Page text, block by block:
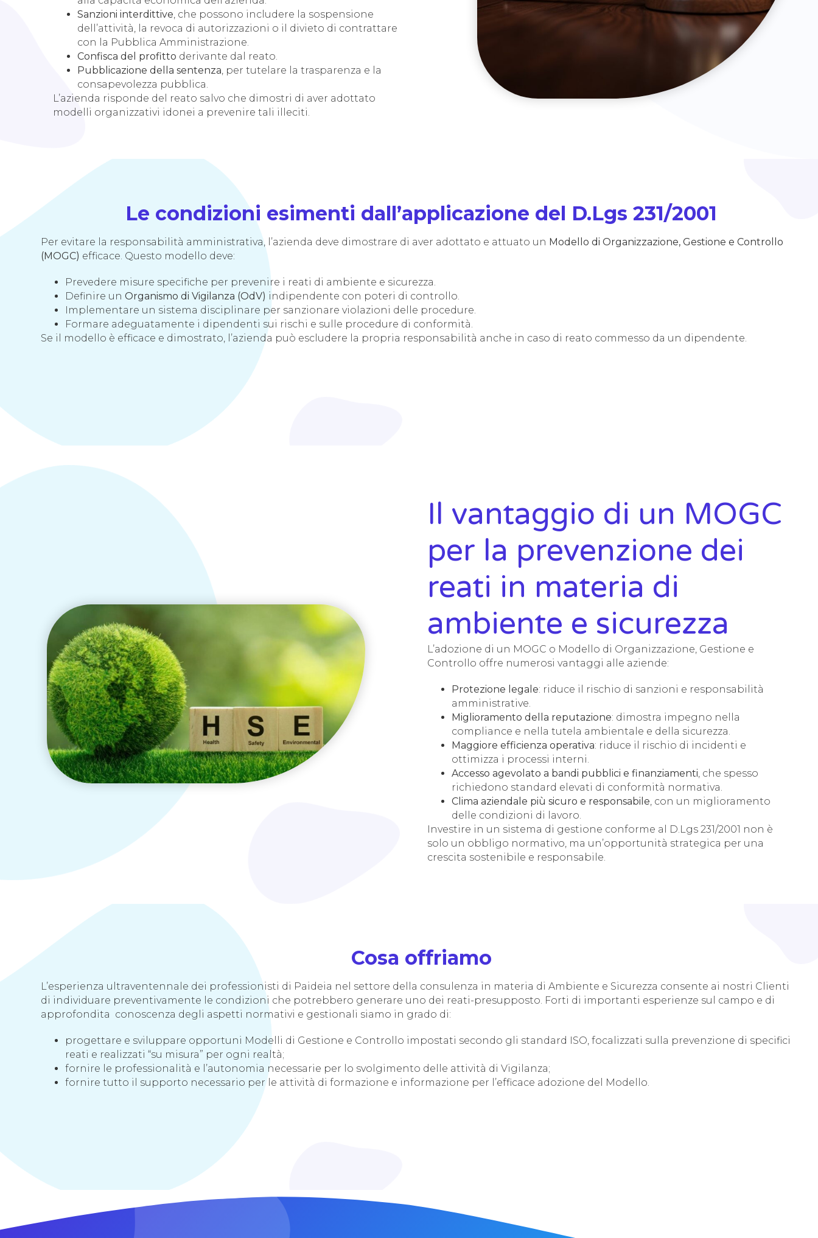
Sanzioni interdittive, che possono includere la sospensione
dell’attività, la revoca di autorizzazioni o il divieto di contrattare
con la Pubblica Amministrazione.
Confisca del profitto derivante dal reato.
Pubblicazione della sentenza, per tutelare la trasparenza e la
consapevolezza pubblica.
L’azienda risponde del reato salvo che dimostri di aver adottato
modelli organizzativi idonei a prevenire tali illeciti.
Le condizioni esimenti dall’applicazione del D.Lgs 231/2001
Per evitare la responsabilità amministrativa, l’azienda deve dimostrare di aver adottato e attuato un Modello di Organizzazione, Gestione e Controllo
(MOGC) efficace. Questo modello deve:
Prevedere misure specifiche per prevenire i reati di ambiente e sicurezza.
Definire unOrganismo di Vigilanza (OdV) indipendente con poteri di controllo.
Implementare un sistema disciplinare per sanzionare violazioni delle procedure.
Formare adeguatamente i dipendenti sui rischi e sulle procedure di conformità.
Se il modello è efficace e dimostrato, l’azienda può escludere la propria responsabilità anche in caso di reato commesso da un dipendente.
Il vantaggio di un MOGC
per la prevenzione dei
reati in materia di
ambiente e sicurezza
L’adozione di un MOGC o Modello di Organizzazione, Gestione e
Controllo offre numerosi vantaggi alle aziende:
Protezione legale: riduce il rischio di sanzioni e responsabilità
amministrative.
Miglioramento della reputazione: dimostra impegno nella
compliance e nella tutela ambientale e della sicurezza.
Maggiore efficienza operativa: riduce il rischio di incidenti e
ottimizza i processi interni.
Accesso agevolato a bandi pubblici e finanziamenti, che spesso
richiedono standard elevati di conformità normativa.
Clima aziendale più sicuro e responsabile, con un miglioramento
delle condizioni di lavoro.
Investire in un sistema di gestione conforme al D.Lgs 231/2001 non è
solo un obbligo normativo, ma un’opportunità strategica per una
crescita sostenibile e responsabile.
Cosa offriamo
L’esperienza ultraventennale dei professionisti di Paideia nel settore della consulenza in materia di Ambiente e Sicurezza consente ai nostri Clienti
di individuare preventivamente le condizioni che potrebbero generare uno dei reati-presupposto. Forti di importanti esperienze sul campo e di
approfondita conoscenza degli aspetti normativi e gestionali siamo in grado di:
progettare e sviluppare opportuni Modelli di Gestione e Controllo impostati secondo gli standard ISO, focalizzati sulla prevenzione di specifici
reati e realizzati “su misura” per ogni realtà;
fornire le professionalità e l’autonomia necessarie per lo svolgimento delle attività di Vigilanza;
fornire tutto il supporto necessario per le attività di formazione e informazione per l’efficace adozione del Modello.